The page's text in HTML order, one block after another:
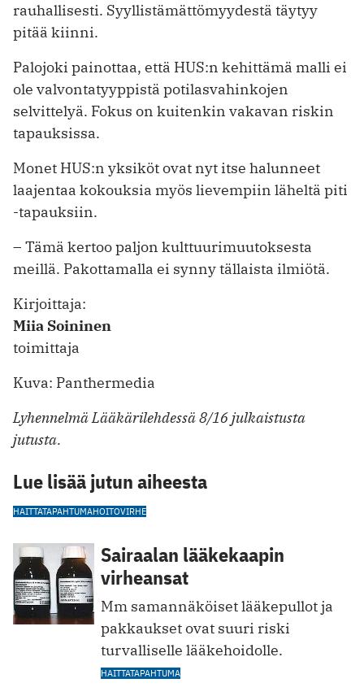
rauhallisesti. Syyllistämättömyydestä täytyy
pitää kiinni.
Palojoki painottaa, että HUS:n kehittämä malli ei
ole valvontatyyppistä potilasvahinkojen
selvittelyä. Fokus on kuitenkin vakavan riskin
tapauksissa.
Monet HUS:n yksiköt ovat nyt itse halunneet
laajentaa kokouksia myös lievempiin läheltä piti
-tapauksiin.
– Tämä kertoo paljon kulttuurimuutoksesta
meillä. Pakottamalla ei synny tällaista ilmiötä.
Kirjoittaja:
Miia Soininen
toimittaja
Kuva: Panthermedia
Lyhennelmä Lääkärilehdessä 8/16 julkaistusta
jutusta.
Lue lisää jutun aiheesta
HAITTATAPAHTUMAHOITOVIRHE
Sairaalan lääkekaapin
virheansat
Mm samannäköiset lääkepullot ja
pakkaukset ovat suuri riski
turvalliselle lääkehoidolle.
HAITTATAPAHTUMA